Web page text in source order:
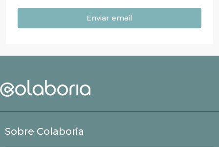
Enviar email
Sobre Colaboria